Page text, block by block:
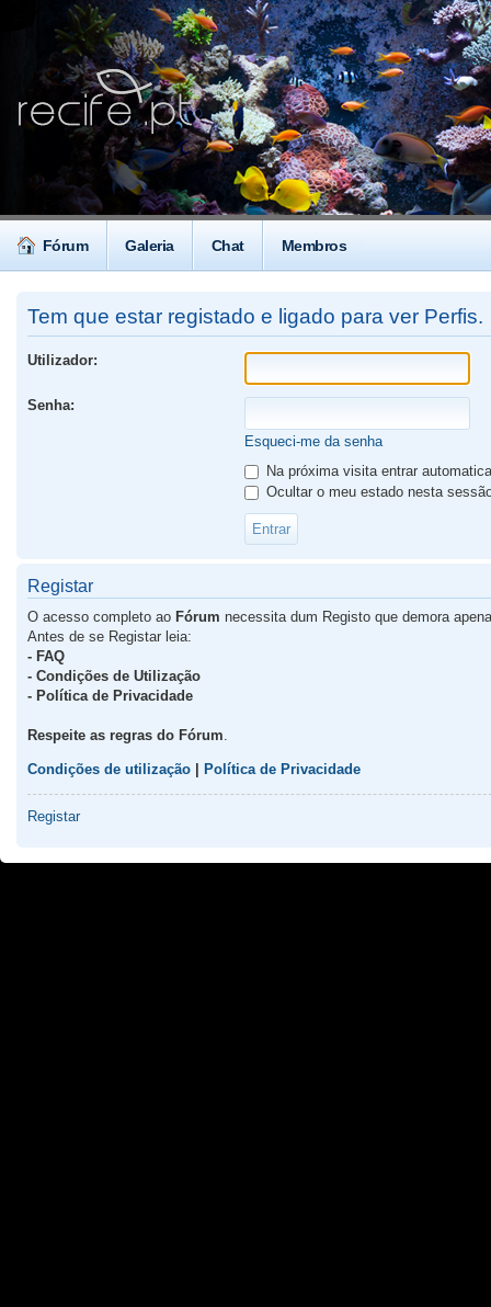
Fórum Galeria Chat Membros
Tem que estar registado e ligado para ver Perfis.
Utilizador:
Senha:
Esqueci-me da senha
Na próxima visita entrar
Ocultar o meu estado nesta
Registar
O acesso completo ao Fórum necessita dum Registo que demora
Antes de se Registar leia:
- FAQ
- Condições de Utilização
- Política de Privacidade
Respeite as regras do Fórum
Condições de utilização Política de Privacidade
Registar